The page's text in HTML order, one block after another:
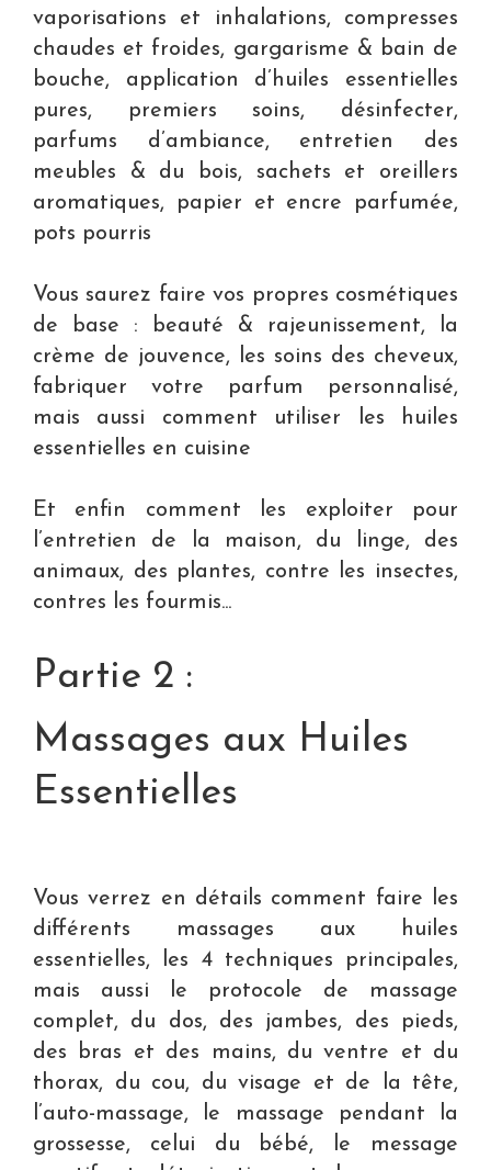
vaporisations et inhalations, compresses
chaudes et froides, gargarisme & bain de
bouche, application d’huiles essentielles
pures, premiers soins, désinfecter,
parfums d’ambiance, entretien des
meubles & du bois, sachets et oreillers
aromatiques, papier et encre parfumée,
pots pourris
Vous saurez faire vos propres cosmétiques
de base : beauté & rajeunissement, la
crème de jouvence, les soins des cheveux,
fabriquer votre parfum personnalisé,
mais aussi comment utiliser les huiles
essentielles en cuisine
Et enfin comment les exploiter pour
l’entretien de la maison, du linge, des
animaux, des plantes, contre les insectes,
contres les fourmis...
Partie 2 :
Massages aux Huiles
Essentielles
Vous verrez en détails comment faire les
différents massages aux huiles
essentielles, les 4 techniques principales,
mais aussi le protocole de massage
complet, du dos, des jambes, des pieds,
des bras et des mains, du ventre et du
thorax, du cou, du visage et de la tête,
l’auto-massage, le massage pendant la
grossesse, celui du bébé, le message